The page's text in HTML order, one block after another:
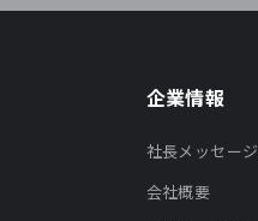
企業情報
社長メッセージ
会社概要